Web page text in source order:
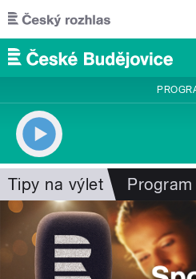
Přejít k hlavnímu obsahu
Tipy na výlet Program